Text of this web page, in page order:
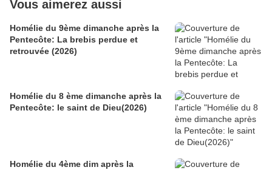
Vous aimerez aussi
Homélie du 9ème dimanche après la
Pentecôte: La brebis perdue et
retrouvée (2026)
Homélie du 8 ème dimanche après la
Pentecôte: le saint de Dieu(2026)
Homélie du 4ème dim après la